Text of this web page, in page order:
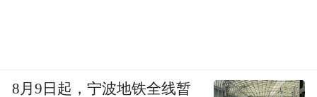
8月9日起，宁波地铁全线暂